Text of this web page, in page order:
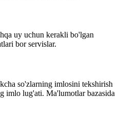
uy uchun kerakli bo'lgan
bor servislar.
so'zlarning imlosini tekshirish
imlo lug'ati. Ma'lumotlar bazasida